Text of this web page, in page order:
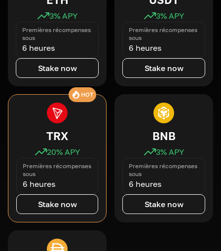
3% APY
Premières récompenses
sous
6 heures
Stake now
3% APY
Premières récompenses
sous
6 heures
Stake now
HOT
TRX
20% APY
Premières récompenses
sous
6 heures
Stake now
BNB
3% APY
Premières récompenses
sous
6 heures
Stake now